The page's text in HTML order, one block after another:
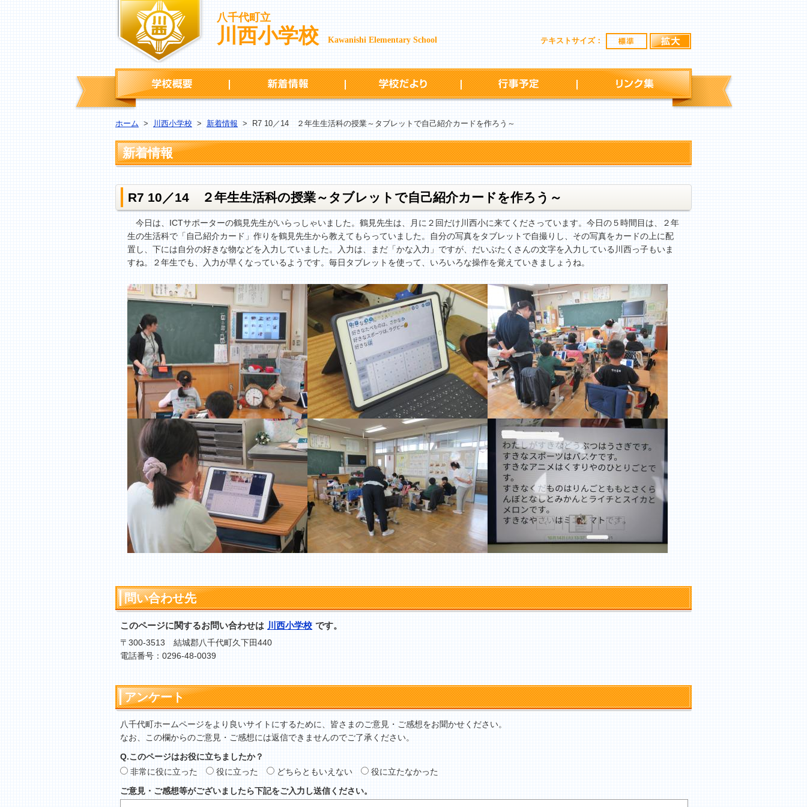
八千代町立
川西小学校 Kawanishi Elementary School テキストサイズ： 標準
学校概要 新着情報 学校だより 行事予定 リンク集
ホーム > 川西小学校 > 新着情報 > R7 10／14 ２年生生活科の授業～タブレットで自己紹介カードを作ろう～
新着情報
R7 10／14 ２年生生活科の授業～タブレットで自己紹介カードを作ろう～
今日は、ICTサポーターの鶴見先生がいらっしゃいました。鶴見先生は、月に２回だけ川西小に来てくださっています。今日の５時間目は、２年
生の生活科で「自己紹介カード」作りを鶴見先生から教えてもらっていました。自分の写真をタブレットで自撮りし、その写真をカードの上に配
置し、下には自分の好きな物などを入力していました。入力は、まだ「かな入力」ですが、だいぶたくさんの文字を入力している川西っ子もいま
すね。２年生でも、入力が早くなっているようです。毎日タブレットを使って、いろいろな操作を覚えていきましょうね。
問い合わせ先
このページに関するお問い合わせは 川西小学校 です。
〒300-3513 結城郡八千代町久下田440
電話番号：0296-48-0039
アンケート
八千代町ホームページをより良いサイトにするために、皆さまのご意見・ご感想をお聞かせください。
なお、この欄からのご意見・ご感想には返信できませんのでご了承ください。
Q.このページはお役に立ちましたか？
非常に役に立った
役に立った どちらともいえない
役に立たなかった
ご意見・ご感想等がございましたら下記をご入力し送信ください。